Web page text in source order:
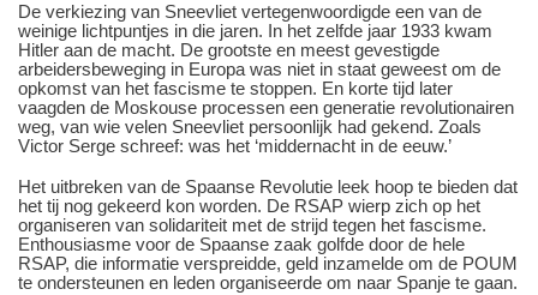
De verkiezing van Sneevliet vertegenwoordigde een van de
weinige lichtpuntjes in die jaren. In het zelfde jaar 1933 kwam
Hitler aan de macht. De grootste en meest gevestigde
arbeidersbeweging in Europa was niet in staat geweest om de
opkomst van het fascisme te stoppen. En korte tijd later
vaagden de Moskouse processen een generatie revolutionairen
weg, van wie velen Sneevliet persoonlijk had gekend. Zoals
Victor Serge schreef: was het ‘middernacht in de eeuw.’
Het uitbreken van de Spaanse Revolutie leek hoop te bieden dat
het tij nog gekeerd kon worden. De RSAP wierp zich op het
organiseren van solidariteit met de strijd tegen het fascisme.
Enthousiasme voor de Spaanse zaak golfde door de hele
RSAP, die informatie verspreidde, geld inzamelde om de POUM
te ondersteunen en leden organiseerde om naar Spanje te gaan.